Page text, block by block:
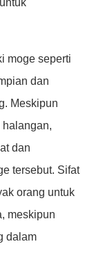
moge seperti
dan
Meskipun
dan
tersebut. Sifat
orang untuk
meskipun
dalam